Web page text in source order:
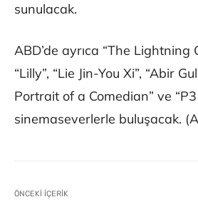
sunulacak.
ABD’de ayrıca “The Lightning
“Lilly”, “Lie Jin-You Xi”, “Abir
Portrait of a Comedian” ve
sinemaseverlerle buluşacak.
ÖNCEKI İÇERIK